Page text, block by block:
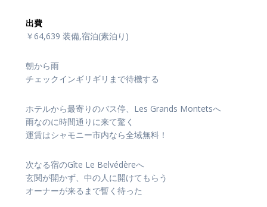
出費
￥64,639 装備,宿泊(素泊り)
朝から雨
チェックインギリギリまで待機する
ホテルから最寄りのバス停、Les Grands Montetsへ
雨なのに時間通りに来て驚く
運賃はシャモニー市内なら全域無料！
次なる宿のGîte Le Belvédèreへ
玄関が開かず、中の人に開けてもらう
オーナーが来るまで暫く待った